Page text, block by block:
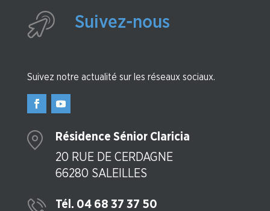
Suivez-nous
Suivez notre actualité sur les réseaux sociaux.
Résidence Sénior Claricia
20 RUE DE CERDAGNE
66280 SALEILLES
Tél. 04 68 37 37 50